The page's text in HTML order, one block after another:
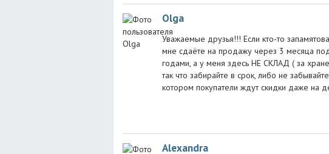
Olga
Уважаемые друзья!!! Если кто-то
мне сдаёте на продажу через 3 месяца
годами, а у меня здесь НЕ СКЛАД ( за
так что забирайте в срок, либо не
котором покупатели ждут скидки даже на
Alexandra